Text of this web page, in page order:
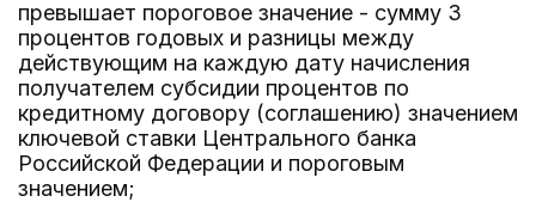
превышает пороговое значение - сумму 3
процентов годовых и разницы между
действующим на каждую дату начисления
получателем субсидии процентов по
кредитному договору (соглашению) значением
ключевой ставки Центрального банка
Российской Федерации и пороговым
значением;